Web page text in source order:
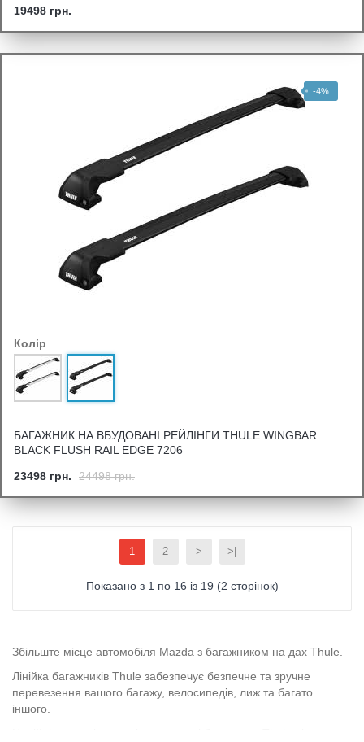
19498 грн.
-4%
Колір
БАГАЖНИК НА ВБУДОВАНІ РЕЙЛІНГИ THULE WINGBAR
BLACK FLUSH RAIL EDGE 7206
23498 грн.
24498 грн.
1 2 > >|
Показано з 1 по 16 із 19 (2 сторінок)
Збільште місце автомобіля Mazda з багажником на дах Thule.
Лінійка багажників Thule забезпечує безпечне та зручне
перевезення вашого багажу, велосипедів, лиж та багато
іншого.